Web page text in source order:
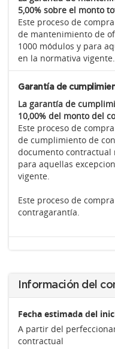
5,00% sobre el monto
Este proceso de compra
de mantenimiento de
1000 módulos y para
en la normativa vigente.
Garantía de
La garantía de
10,00% del monto del
Este proceso de compra
de cumplimiento de
documento contractual
para aquellas
vigente.
Este proceso de compra
contragarantía.
Información del
Fecha estimada del
A partir del
contractual